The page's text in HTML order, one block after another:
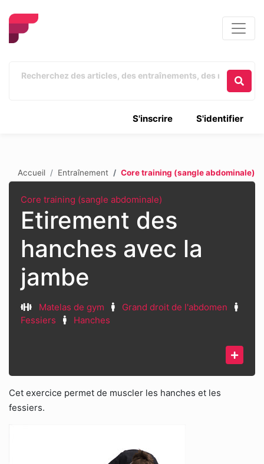
S'identifier
S'inscrire
Accueil Entraînement Core training (sangle abdominale)
Core training (sangle abdominale)
Etirement des
hanches avec la
jambe
Matelas de gym
Grand droit de l'abdomen
Fessiers
Hanches
Cet exercice permet de muscler les hanches et les
fessiers.